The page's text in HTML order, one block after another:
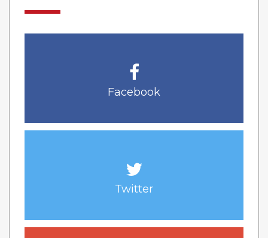
Facebook
Twitter